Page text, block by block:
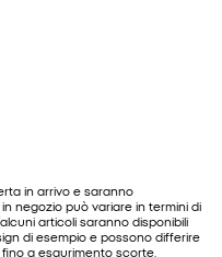
in arrivo e saranno
negozio può variare in termini di
articoli saranno disponibili
di esempio e possono differire
a esaurimento scorte.